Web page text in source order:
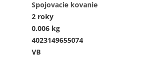
Spojovacie kovanie
2 roky
0.006 kg
4023149655074
VB